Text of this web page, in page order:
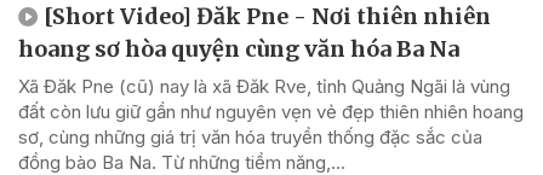
[Short Video] Đăk Pne - Nơi thiên nhiên
hoang sơ hòa quyện cùng văn hóa Ba Na
Xã Đăk Pne (cũ) nay là xã Đăk Rve, tỉnh Quảng Ngãi là vùng
đất còn lưu giữ gần như nguyên vẹn vẻ đẹp thiên nhiên hoang
sơ, cùng những giá trị văn hóa truyền thống đặc sắc của
đồng bào Ba Na. Từ những tiềm năng,...